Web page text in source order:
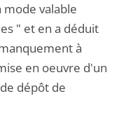
valable
" et en a déduit
à
en oeuvre d'un
dépôt de